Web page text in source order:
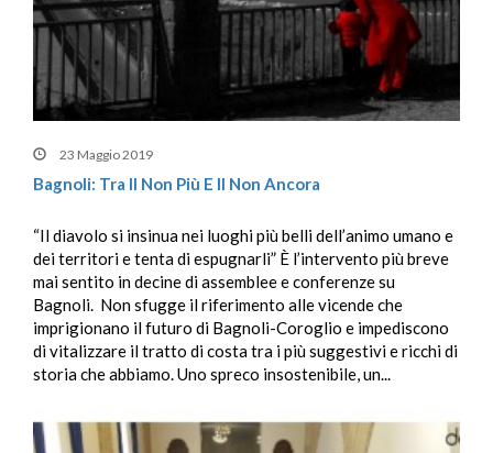
23 Maggio 2019
Bagnoli: Tra Il Non Più E Il Non Ancora
“Il diavolo si insinua nei luoghi più belli dell’animo umano e
dei territori e tenta di espugnarli” È l’intervento più breve
mai sentito in decine di assemblee e conferenze su
Bagnoli. Non sfugge il riferimento alle vicende che
imprigionano il futuro di Bagnoli-Coroglio e impediscono
di vitalizzare il tratto di costa tra i più suggestivi e ricchi di
storia che abbiamo. Uno spreco insostenibile, un...